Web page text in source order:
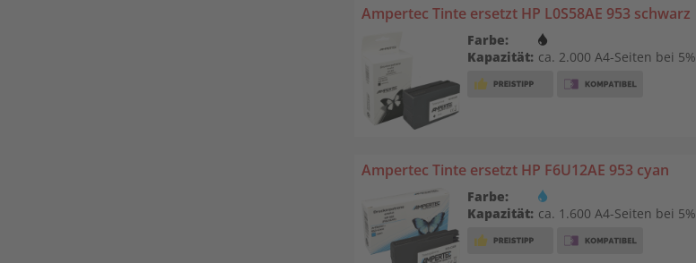
Ampertec Tinte ersetzt HP L0S58AE 953 schwarz
Farbe:
Kapazität: ca. 2.000 A4-Seiten bei 5%
Ampertec Tinte ersetzt HP F6U12AE 953 cyan
Farbe:
Kapazität: ca. 1.600 A4-Seiten bei 5%